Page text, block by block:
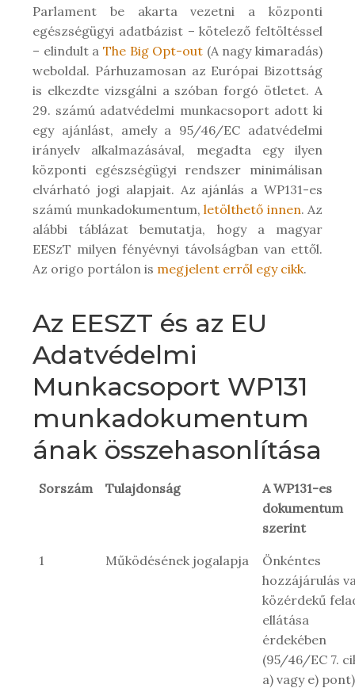
Parlament be akarta vezetni a központi
egészségügyi adatbázist – kötelező feltöltéssel
– elindult a The Big Opt-out (A nagy kimaradás)
weboldal. Párhuzamosan az Európai Bizottság
is elkezdte vizsgálni a szóban forgó ötletet. A
29. számú adatvédelmi munkacsoport adott ki
egy ajánlást, amely a 95/46/EC adatvédelmi
irányelv alkalmazásával, megadta egy ilyen
központi egészségügyi rendszer minimálisan
elvárható jogi alapjait. Az ajánlás a WP131-es
számú munkadokumentum, letölthető innen. Az
alábbi táblázat bemutatja, hogy a magyar
EESzT milyen fényévnyi távolságban van ettől.
Az origo portálon is megjelent erről egy cikk.
Az EESZT és az EU
Adatvédelmi
Munkacsoport WP131
munkadokumentum
ának összehasonlítása
Sorszám Tulajdonság
A WP131-es
dokumentum
szerint
1 Működésének jogalapja
Önkéntes
hozzájárulás
közérdekű
ellátása
érdekében
(95/46/EC 7.
a) vagy e)